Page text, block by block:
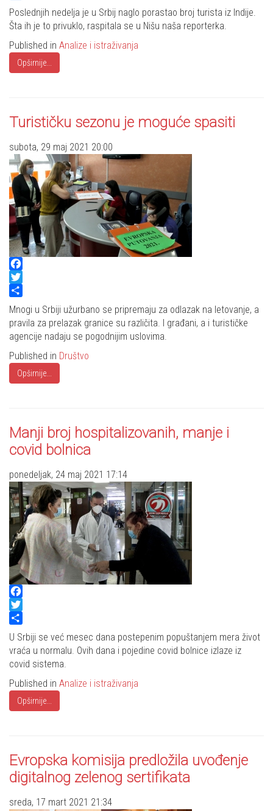
Share
Poslednjih nedelja je u Srbij naglo porastao broj turista iz Indije.
Šta ih je to privuklo, raspitala se u Nišu naša reporterka.
Published in Analize i istraživanja
Opširnije...
Turističku sezonu je moguće spasiti
subota, 29 maj 2021 20:00
Facebook
Twitter
Share
Mnogi u Srbiji užurbano se pripremaju za odlazak na letovanje, a
pravila za prelazak granice su različita. I građani, a i turističke
agencije nadaju se pogodnijim uslovima.
Published in Društvo
Opširnije...
Manji broj hospitalizovanih, manje i
covid bolnica
ponedeljak, 24 maj 2021 17:14
Facebook
Twitter
Share
U Srbiji se već mesec dana postepenim popuštanjem mera život
vraća u normalu. Ovih dana i pojedine covid bolnice izlaze iz
covid sistema.
Published in Analize i istraživanja
Opširnije...
Evropska komisija predložila uvođenje
digitalnog zelenog sertifikata
sreda, 17 mart 2021 21:34